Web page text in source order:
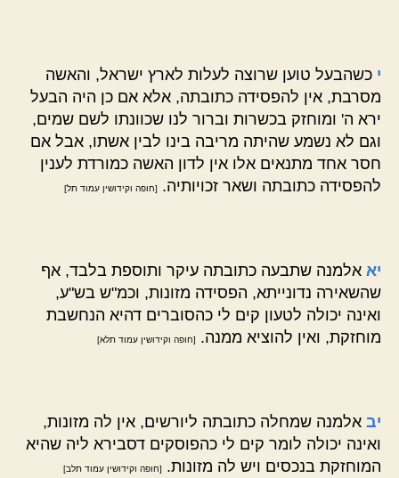
י כשהבעל טוען שרוצה לעלות לארץ ישראל, והאשה
מסרבת, אין להפסידה כתובתה, אלא אם כן היה הבעל
ירא ה' ומוחזק בכשרות וברור לנו שכוונתו לשם שמים,
וגם לא נשמע שהיתה מריבה בינו לבין אשתו, אבל אם
חסר אחד מתנאים אלו אין לדון האשה כמורדת לענין
להפסידה כתובתה ושאר זכויותיה.
[חופה וקידושין עמוד תל]
יא אלמנה שתבעה כתובתה עיקר ותוספת בלבד, אף
שהשאירה נדונייתא, הפסידה מזונות, וכמ"ש בש"ע,
ואינה יכולה לטעון קים לי כהסוברים דהיא הנחשבת
מוחזקת, ואין להוציא ממנה.
[חופה וקידושין עמוד תלא]
יב אלמנה שמחלה כתובתה ליורשים, אין לה מזונות,
ואינה יכולה לומר קים לי כהפוסקים דסבירא ליה שהיא
המוחזקת בנכסים ויש לה מזונות.
[חופה וקידושין עמוד תלב]